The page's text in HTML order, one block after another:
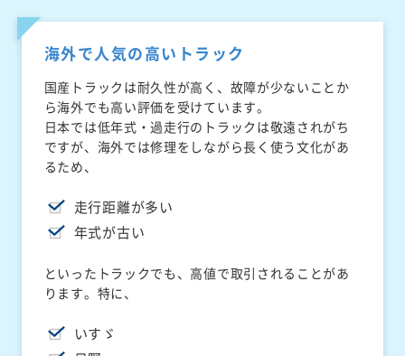
海外で人気の高いトラック
国産トラックは耐久性が高く、故障が少ないことか
ら海外でも高い評価を受けています。
日本では低年式・過走行のトラックは敬遠されがち
ですが、海外では修理をしながら長く使う文化があ
るため、
走行距離が多い
年式が古い
といったトラックでも、高値で取引されることがあ
ります。特に、
いすゞ